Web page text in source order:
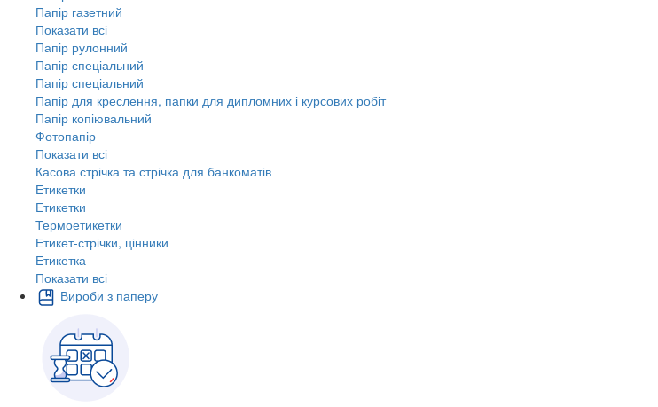
Папір газетний
Показати всі
Папір рулонний
Папір спеціальний
Папір спеціальний
Папір для креслення, папки для дипломних і курсових робіт
Папір копіювальний
Фотопапір
Показати всі
Касова стрічка та стрічка для банкоматів
Етикетки
Етикетки
Термоетикетки
Етикет-стрічки, цінники
Етикетка
Показати всі
Вироби з паперу